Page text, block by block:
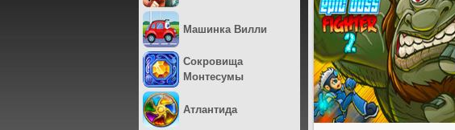
Машинка Вилли
Сокровища
Монтесумы
Атлантида